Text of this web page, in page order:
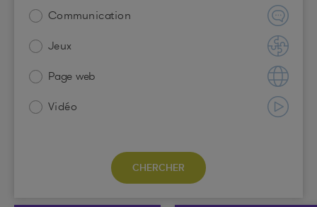
Communication
Jeux
Page web
Vidéo